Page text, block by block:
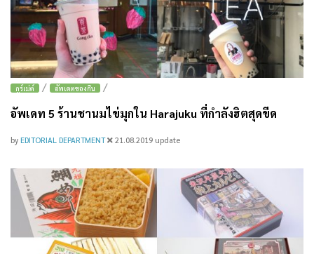
กูร์เม่ต์ / อัพเดตของกิน /
อัพเดท 5 ร้านชานมไข่มุกใน Harajuku ที่กำลังฮิตสุดขีด
by EDITORIAL DEPARTMENT 21.08.2019 update